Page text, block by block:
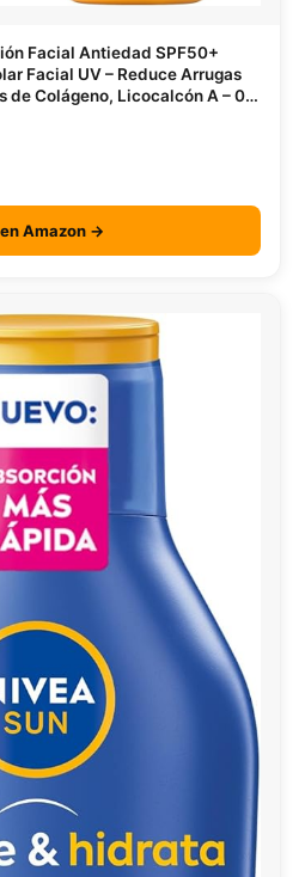
Facial Antiedad SPF50+
Facial UV – Reduce Arrugas
de Colágeno, Licocalcón A – 0%
Amazon →